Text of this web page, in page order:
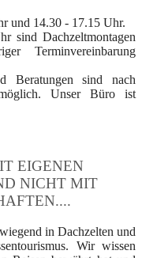
und 14.30 - 17.15 Uhr.
sind Dachzeltmontagen
Terminvereinbarung
Beratungen sind nach
Unser Büro ist
EIGENEN
NICHT MIT
in Dachzelten und
Wir wissen